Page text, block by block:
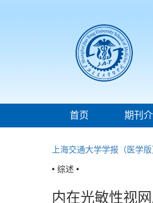
首页 期刊
上海交通大学学报（医学版
• 综述 •
内在光敏性视